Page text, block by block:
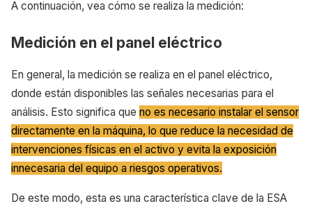
A continuación, vea cómo se realiza la medición:
Medición en el panel eléctrico
En general, la medición se realiza en el panel eléctrico,
donde están disponibles las señales necesarias para el
análisis. Esto significa que no es necesario instalar el sensor
directamente en la máquina, lo que reduce la necesidad de
intervenciones físicas en el activo y evita la exposición
innecesaria del equipo a riesgos operativos.
De este modo, esta es una característica clave de la ESA